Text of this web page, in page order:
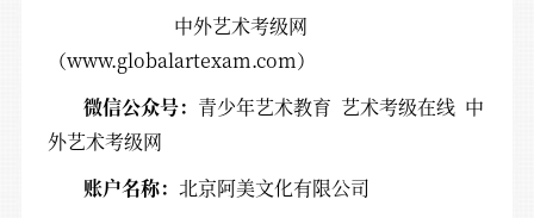
中外艺术考级网
（www.globalartexam.com）
微信公众号： 青少年艺术教育 艺术考级在线 中
外艺术考级网
账户名称：北京阿美文化有限公司